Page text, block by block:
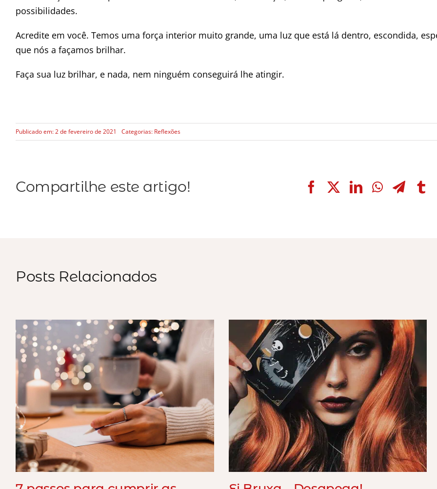
possibilidades.
Acredite em você. Temos uma força interior muito grande, uma luz que está lá dentro, escondida,
que nós a façamos brilhar.
Faça sua luz brilhar, e nada, nem ninguém conseguirá lhe atingir.
Publicado em: 2 de fevereiro de 2021 Categorias: Reflexões
Compartilhe este artigo!
Posts Relacionados